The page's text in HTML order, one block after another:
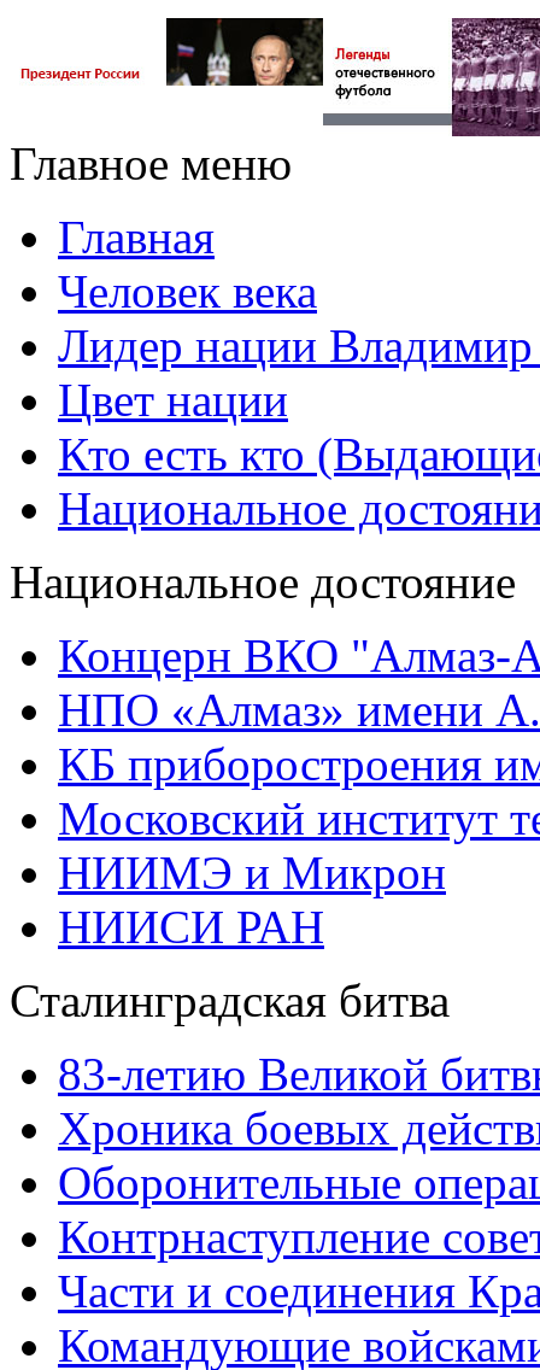
Главное меню
Главная
Человек века
Лидер нации
Цвет нации
Кто есть кто
Национальное
Национальное достояние
Концерн ВКО "Алмаз-
НПО «Алмаз» имени
КБ приборостроения
Московский институт
НИИМЭ и Микрон
НИИСИ РАН
Сталинградская битва
83-летию Великой
Хроника боевых
Оборонительные
Контрнаступление
Части и соединения
Командующие